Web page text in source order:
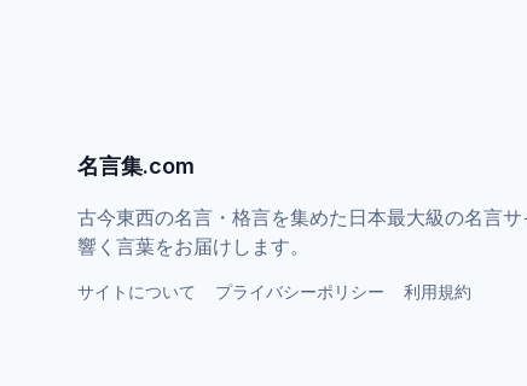
名言集.com
古今東西の名言・格言を集めた日本最大級の名言
響く言葉をお届けします。
サイトについて プライバシーポリシー 利用規約